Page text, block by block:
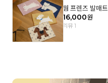
웜 프렌즈 발매트
16,000원
리뷰 1